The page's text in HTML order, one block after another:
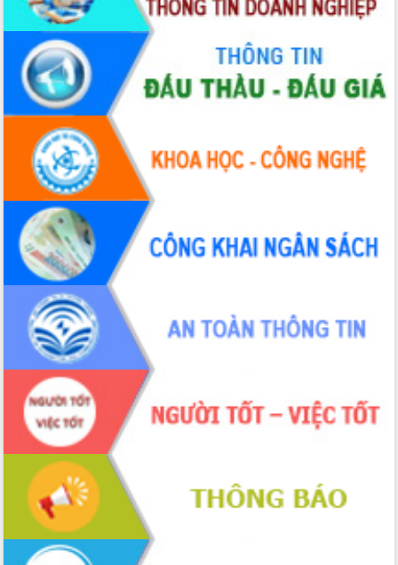
Đắk Lắk: Tôn vinh 46 giải pháp tại Hội
thi Sáng tạo Kỹ thuật 2024 - 2025
Đắk Lắk rà soát, điều chỉnh Đề án 190
về phát triển nuôi trồng thủy sản
Phó Chủ tịch UBND tỉnh Đắk Lắk
Trương Công Thái kiểm tra thực địa
Dự án cao tốc Khánh Hòa - Buôn Ma
Thuột
Định vị cà phê Việt Nam như một “di
sản sống” trong dòng chảy toàn cầu
Xây dựng nông thôn mới: Nâng cao đời
sống người dân từ những mô hình thiết
thực
Quyết liệt tháo gỡ vướng mắc, đẩy
nhanh tiến độ các dự án trọng điểm
trong Khu kinh tế Nam Phú Yên
Hòn Yến phát triển du lịch gắn với bảo
tồn biển
Lấy ý kiến điều chỉnh Quy hoạch tỉnh
Đắk Lắk thời kỳ 2021-2030, tầm nhìn
đến năm 2050
Phát động chiến dịch 30 ngày đêm
giải phóng mặt bằng Tuyến đường bộ
ven biển
Đắk Lắk nỗ lực thúc đẩy tăng trưởng
kinh tế từ 10% trở lên trong Quý
II/2026
Đắk Lắk ký kết thỏa thuận hợp tác về
chuyển đổi số giai đoạn 2026 – 2030